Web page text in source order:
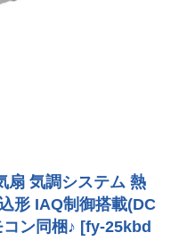
扇 気調システム 熱
形 IAQ制御搭載(DC
ン同梱♪ [fy-25kbd